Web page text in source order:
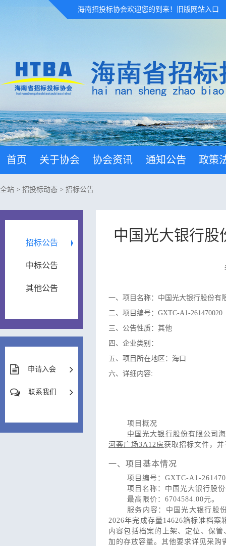
海南招投标协会欢迎您的到来！ 旧版网站入口
首页 关于协会 协会资讯 通知公告 政策
全站 > 招投标动态 > 招标公告
招标公告
中标公告
其他公告
申请入会
联系我们
中国光大银行股
一、项目名称：中国光大银行股份有
二、项目编号：GXTC-A1-261470020
三、公告性质：其他
四、企业类别：
五、项目所在地区：海口
六、详细内容:
项目概况
中国光大银行股份有限公司
河荟广场3A12房获取招标文件，并
一、项目基本情况
项目编号：GXTC-A1-
项目名称：中国光大银行股
最高限价：6704584.00元。
服务内容： 中国光大银行股
2026年完成存量14626箱标准档
内容包括档案的上架、定位、保
加的存放容量。其他要求详见采购